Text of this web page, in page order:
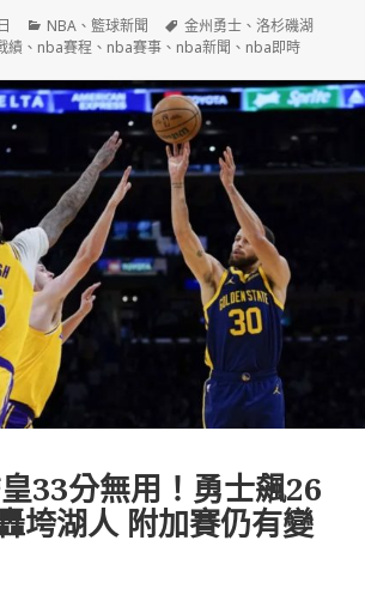
分
類
NBA 、籃球新聞
標
籤
金州勇士 、洛杉磯湖
績 、 nba賽程 、 nba賽事 、 nba新聞 、 nba即時
33分無用！勇士飆26
垮湖人 附加賽仍有變